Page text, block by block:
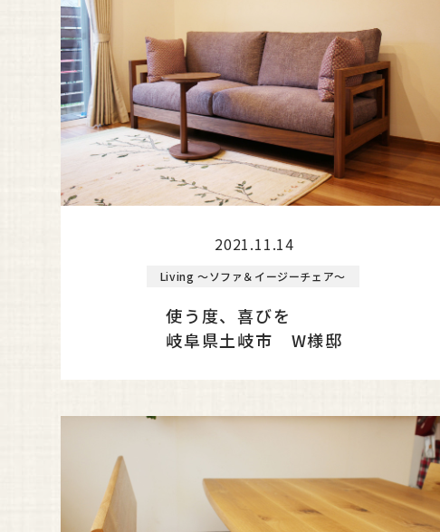
2021.11.14
Living ～ソファ＆イージーチェア～
使う度、喜びを
岐阜県土岐市 W様邸